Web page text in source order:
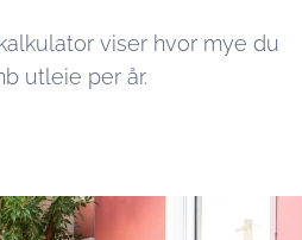
viser hvor mye du
utleie per år.